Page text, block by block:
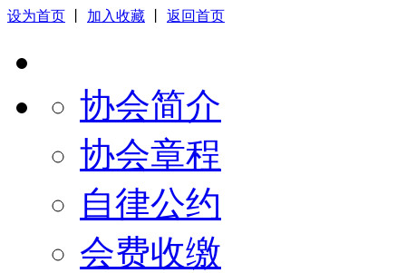
设为首页 加入收藏 返回首页
协会简介
协会章程
自律公约
会费收缴